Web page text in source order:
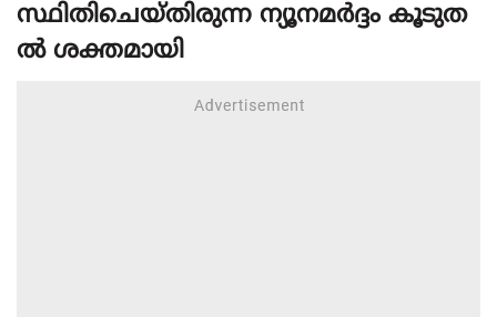
സ്ഥിതിചെയ്തിരുന്ന ന്യൂനമര്‍ദ്ദം കൂടുത
ല്‍ ശക്തമായി